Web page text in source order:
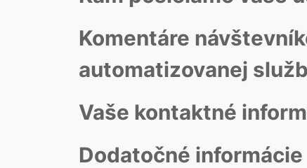
Komentáre
automatizovanej
Vaše kontaktné
Dodatočné informácie